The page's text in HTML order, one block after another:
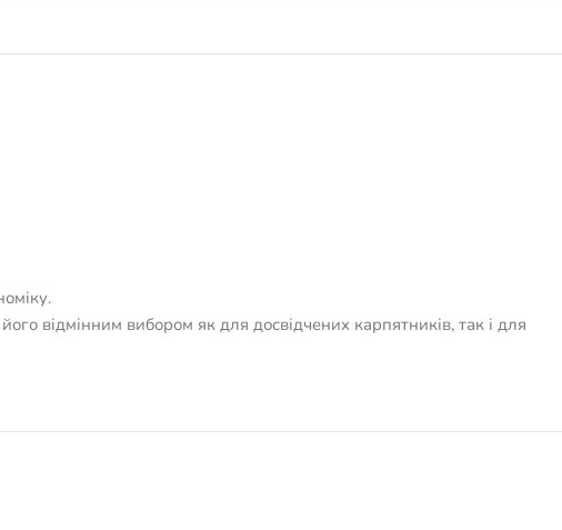
відмінним вибором як для досвідчених карпятників, так і для